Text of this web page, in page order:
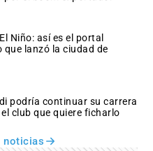
Niño: así es el portal
que lanzó la ciudad de
podría continuar su carrera
club que quiere ficharlo
noticias